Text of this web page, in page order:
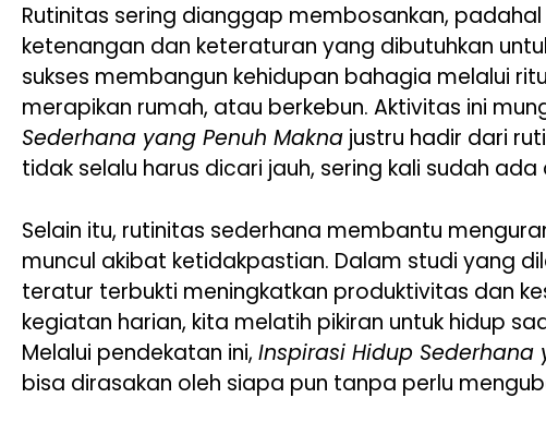
Rutinitas sering dianggap membosankan,
ketenangan dan keteraturan yang dibutuhkan
sukses membangun kehidupan bahagia melalui
merapikan rumah, atau berkebun. Aktivitas ini
Sederhana yang Penuh Makna justru hadir dari
tidak selalu harus dicari jauh, sering kali sudah
Selain itu, rutinitas sederhana membantu
muncul akibat ketidakpastian. Dalam studi yang
teratur terbukti meningkatkan produktivitas dan
kegiatan harian, kita melatih pikiran untuk hidup
Melalui pendekatan ini, Inspirasi Hidup Sederhana
bisa dirasakan oleh siapa pun tanpa perlu